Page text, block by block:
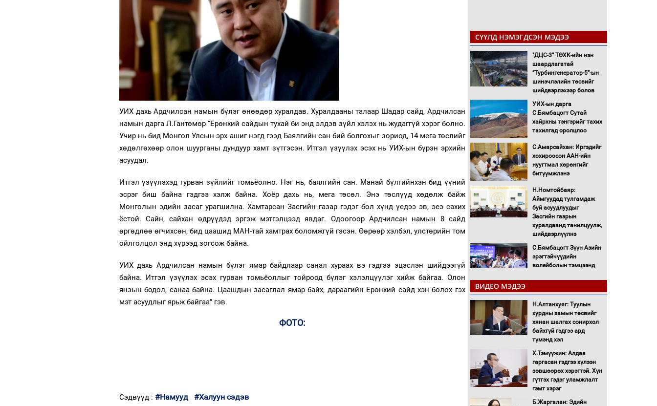
УИХ дахь Ардчилсан намын бүлэг өнөөдөр хуралдав. Хуралдааны талаар Шадар сайд, Ардчилсан
намын дарга Л.Гантөмөр “Ерөнхий сайдын тухай би энд элдэв зүйл хэлэх нь жудаггүй хэрэг болно.
Учир нь бид Монгол Улсын эрх ашиг нэгд гээд Баялгийн сан бий болгохыг зориод, 14 мега төслийг
хөдөлгөхөөр олон шуурганы дундуур хамт зүтгэсэн. Итгэл үзүүлэх эсэх нь УИХ-ын бүрэн эрхийн
асуудал.
Итгэл үзүүлэхэд гурван зүйлийг томьёолно. Нэг нь, баялгийн сан. Манай бүлгийнхэн бид үүний
эсрэг биш байна гэдгээ хэлж байна. Хоёр дахь нь, мега төсөл. Энэ төслүүд хөдөлж байж
Монголын эдийн засаг урагшилна. Хамтарсан Засгийн газар гэдэг бол хүнд үедээ эв, эеэ сахих
ёстой. Сайн, сайхан өдрүүдэд эргэж мэтгэлцээд явдаг. Одоогоор Ардчилсан намын 8 сайд
өргөдлөө өгчихсөн, бид цаашид МАН-тай хамтрах боломжгүй гэсэн. Өөрөөр хэлбэл, улстөрийн том
ойлголцол энд хүрээд зогсож байна.
УИХ дахь Ардчилсан намын бүлэг ямар байдлаар санал хураах вэ гэдгээ эцэслэн шийдээгүй
байна. Итгэл үзүүлэх эсэх гурван томьёоллыг тойроод бүлэг хэлэлцүүлэг хийж байгаа. Олон
янзын бодол, санаа байна. Цаашдын засаглал ямар байх, дараагийн Ерөнхий сайд хэн болох гэх
мэт асуудлыг ярьж байгаа” гэв.
ФОТО:
Сэдвүүд : #Намууд #Халуун сэдэв
СҮҮЛД НЭМЭГДСЭН МЭДЭЭ
"ДЦС-3” ТӨХК-ийн нэн
шаардлагатай
“Турбингенератор-5”-ын
шинэчлэлийн төсвийг
шийдвэрлэхээр болов
УИХ-ын дарга
С.Бямбацогт Сутай
хайрхны тэнгэрийг тахих
тахилгад оролцлоо
С.Амарсайхан: Иргэдийг
хохироосон ААН-ийн
нуугтмал хөрөнгийг
битүүмжлэнэ
Н.Номтойбаяр:
Аймгуудад тулгамдаж
буй асуудлуудыг
Засгийн газрын
хуралдаанд танилцуулж,
шийдвэрлүүлнэ
С.Бямбацогт Зүүн Азийн
эрэгтэйчүүдийн
волейболын тэмцээнд
хүслээ
Автобензин, дизель
түлшний онцгой албан
татварыг тэглэлээ
горимд эрүүл мэндийн
салбар хамаарахгүй
Нөөцийн махны
нээлттэй ил тод болгоно
ВИДЕО МЭДЭЭ
Н.Алтанхуяг: Туулын
хурдны замын төсвийг
хянан шалгах сонирхол
байхгүй гэдгээ ард
түмэнд хэл
Х.Тэмүүжин: Алдаа
гаргасан гэдгээ хүлээн
зөвшөөрөх хэрэгтэй. Хүн
гүтгэх гэдэг уламжлалт
гэмт хэрэг
Б.Жаргалан: Эдийн